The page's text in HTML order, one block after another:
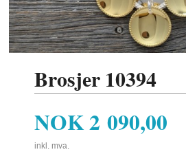
Brosjer 10394
Pris
NOK2 090,00
inkl. mva.